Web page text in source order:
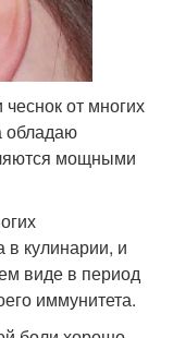
от многих
обладаю
мощными
в кулинарии, и
виде в период
иммунитета.